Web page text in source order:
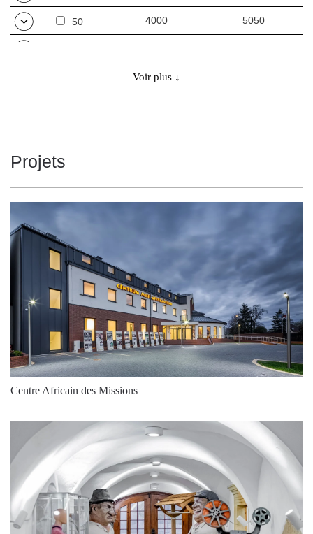
50 4000 5050
4000
100 3000 10300
100
100
100 4000 11050
100 4000 11050
100 3000
100
100 3000 10300
4000
100 4000 11050
100 4000 11050
Voir plus ↓
Projets
Centre Africain des Missions